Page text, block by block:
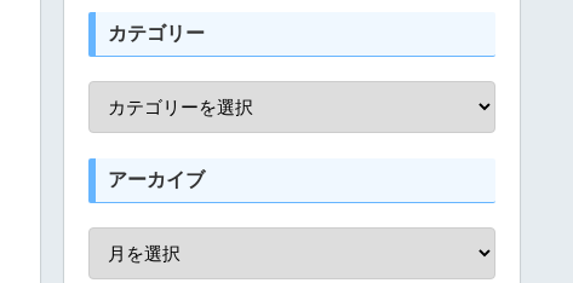
カテゴリー
アーカイブ